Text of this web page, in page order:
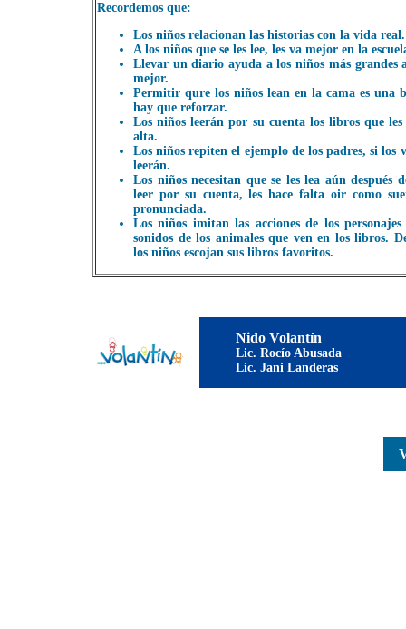
Recordemos que:
Los niños relacionan las historias con la vida real.
A los niños que se les lee, les va mejor en la
Llevar un diario ayuda a los niños más grandes
mejor.
Permitir qure los niños lean en la cama es una
hay que reforzar.
Los niños leerán por su cuenta los libros que
alta.
Los niños repiten el ejemplo de los padres, si los
leerán.
Los niños necesitan que se les lea aún después
leer por su cuenta, les hace falta oir como
pronunciada.
Los niños imitan las acciones de los
sonidos de los animales que ven en los libros.
los niños escojan sus libros favoritos.
Nido Volantín
Lic. Rocío Abusada
Lic. Jani Landeras